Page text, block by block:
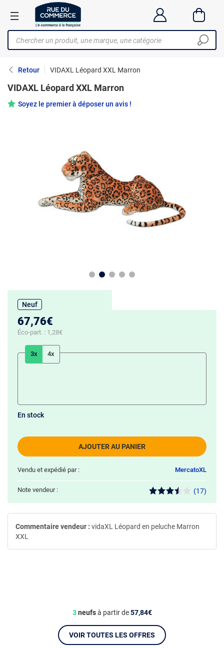
Retour VIDAXL Léopard XXL Marron
VIDAXL Léopard XXL Marron
Soyez le premier à déposer un avis !
Neuf
67,76€
Éco-part. : 1,28€
3x 4x
AJOUTER AU PANIER
En stock
Vendu et expédié par : MercatoXL
Note vendeur : (17)
3neufsà partir de57,84€
VOIR TOUTES LES OFFRES
Commentaire vendeur : vidaXL Léopard en peluche Marron
XXL